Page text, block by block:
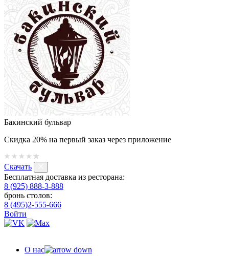
Бакинский бульвар
Скидка 20% на первый заказ через приложение
Скачать
Бесплатная доставка из ресторана:
8 (925) 888-3-888
бронь столов:
8 (495)2-555-666
Войти
О нас